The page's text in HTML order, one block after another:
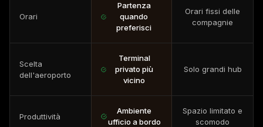
Orari
Partenza
quando
preferisci
Orari fissi delle
compagnie
Scelta
dell'aeroporto
Terminal
privato più
vicino
Solo grandi hub
Produttività
Ambiente
ufficio a bordo
Spazio limitato e
scomodo